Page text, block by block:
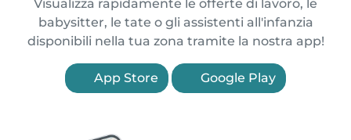
Visualizza rapidamente le offerte di lavoro, le
babysitter, le tate o gli assistenti all'infanzia
disponibili nella tua zona tramite la nostra app!
App Store Google Play